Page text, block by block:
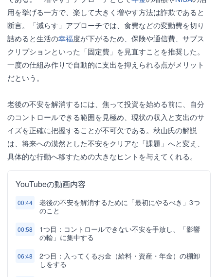
用を挙げる一方で、楽して大きく増やす方法は詐欺であると
断言。「減らす」アプローチでは、食費などの変動費を切り
詰めると生活の幸福度が下がるため、保険や通信費、サブス
クリプションといった「固定費」を見直すことを推奨した。
一度の仕組み作りで自動的に支出を抑えられる点がメリット
だという。
老後の不安を解消するには、焦って投資を始める前に、自分
のコントロールできる範囲を見極め、現状の収入と支出のサ
イズを正確に把握することが不可欠である。秋山氏の解説
は、将来への漠然とした不安をクリアな「課題」へと変え、
具体的な行動へ移すための大きなヒントを与えてくれる。
YouTubeの動画内容
00:44
老後の不安を解消するために「最初にやるべき」3つ
のこと
00:58
1つ目：コントロールできない不安を手放し、「影響
の輪」に集中する
06:48
2つ目：入ってくるお金（給料・資産・年金）の棚卸
しをする